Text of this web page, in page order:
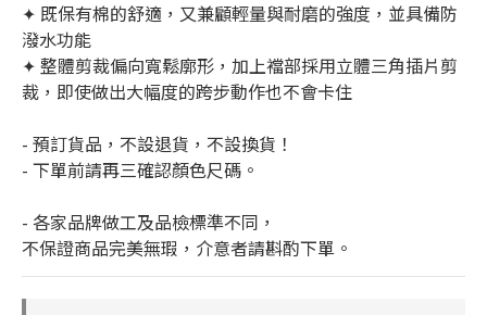
✦ 既保有棉的舒適，又兼顧輕量與耐磨的強度，並具備防
潑水功能
✦ 整體剪裁偏向寬鬆廓形，加上襠部採用立體三角插片剪
裁，即使做出大幅度的跨步動作也不會卡住
- 預訂貨品，不設退貨，不設換貨！
- 下單前請再三確認顏色尺碼。
- 各家品牌做工及品檢標準不同，
不保證商品完美無瑕，介意者請斟酌下單。